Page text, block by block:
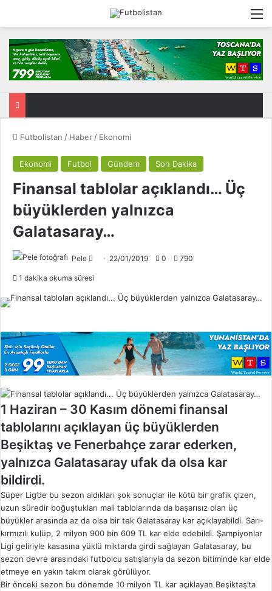
Futbolistan / Haber / Ekonomi
Ekonomi Futbol Gündem Son Dakika
Finansal tablolar açıklandı… Üç
büyüklerden yalnızca
Galatasaray…
Pele
l
w
o
n
X
22/01/2019 0 790
1 dakika okuma süresi
1 Haziran – 30 Kasım dönemi finansal
tablolarını açıklayan üç büyüklerden
Beşiktaş ve Fenerbahçe zarar ederken,
yalnızca Galatasaray ufak da olsa kar
bildirdi.
Süper Lig’de bu sezon aldıkları şok sonuçlar ile kötü bir grafik çizen,
uzun süredir boğuştukları mali tablolarında da başarısız olan üç
büyükler arasında az da olsa bir tek Galatasaray kar açıklayabildi. Sarı-
kırmızılı kulüp, 2 milyon 900 bin 609 TL kar elde edebildi. Şampiyonlar
Ligi geliriyle kasasına yüklü miktarda girdi sağlayan Galatasaray, bu
sezon devre arasındaki futbolcu satışlarıyla da sezon bitiminde kar elde
etmeye en yakın takım olarak görülüyor.
Bir önceki sezon bu dönemde 10 milyon TL kar açıklayan Beşiktaş’ta